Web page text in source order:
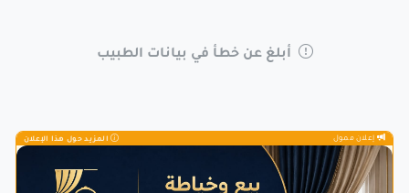
أبلغ عن خطأ في بيانات الطبيب
إعلان ممول المزيد حول هذا الإعلان